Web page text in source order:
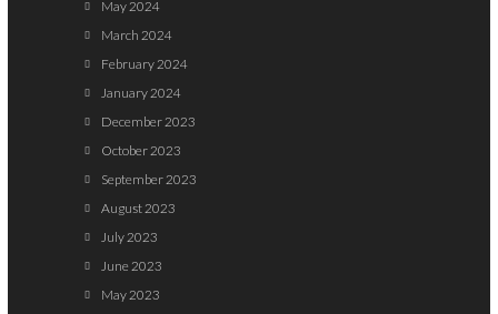
May 2024
March 2024
February 2024
January 2024
December 2023
October 2023
September 2023
August 2023
July 2023
June 2023
May 2023